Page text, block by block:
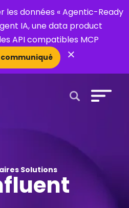
les données « Agentic-Ready
IA, une data product
API compatibles MCP
communiqué ×
Solutions